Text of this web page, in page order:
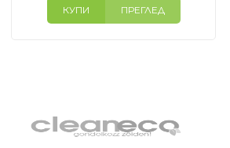
КУПИ ПРЕГЛЕД